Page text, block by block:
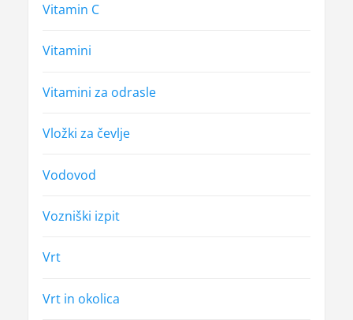
Vitamin C
Vitamini
Vitamini za odrasle
Vložki za čevlje
Vodovod
Vozniški izpit
Vrt
Vrt in okolica